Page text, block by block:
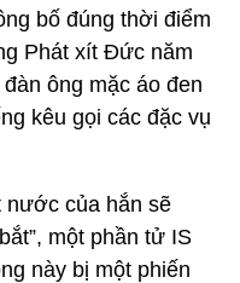
bố đúng thời điểm
Phát xít Đức năm
ông mặc áo đen
kêu gọi các đặc vụ
nước của hắn sẽ
một phần tử IS
này bị một phiến